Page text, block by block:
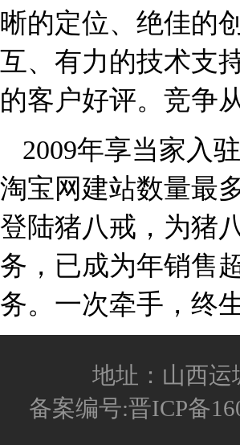
晰的定位、绝佳的
互、有力的技术支
的客户好评。竞争
2009年享当家入
淘宝网建站数量最
登陆猪八戒，为猪
务，已成为年销售
务。一次牵手，终
地址：山西运
备案编号:晋ICP备